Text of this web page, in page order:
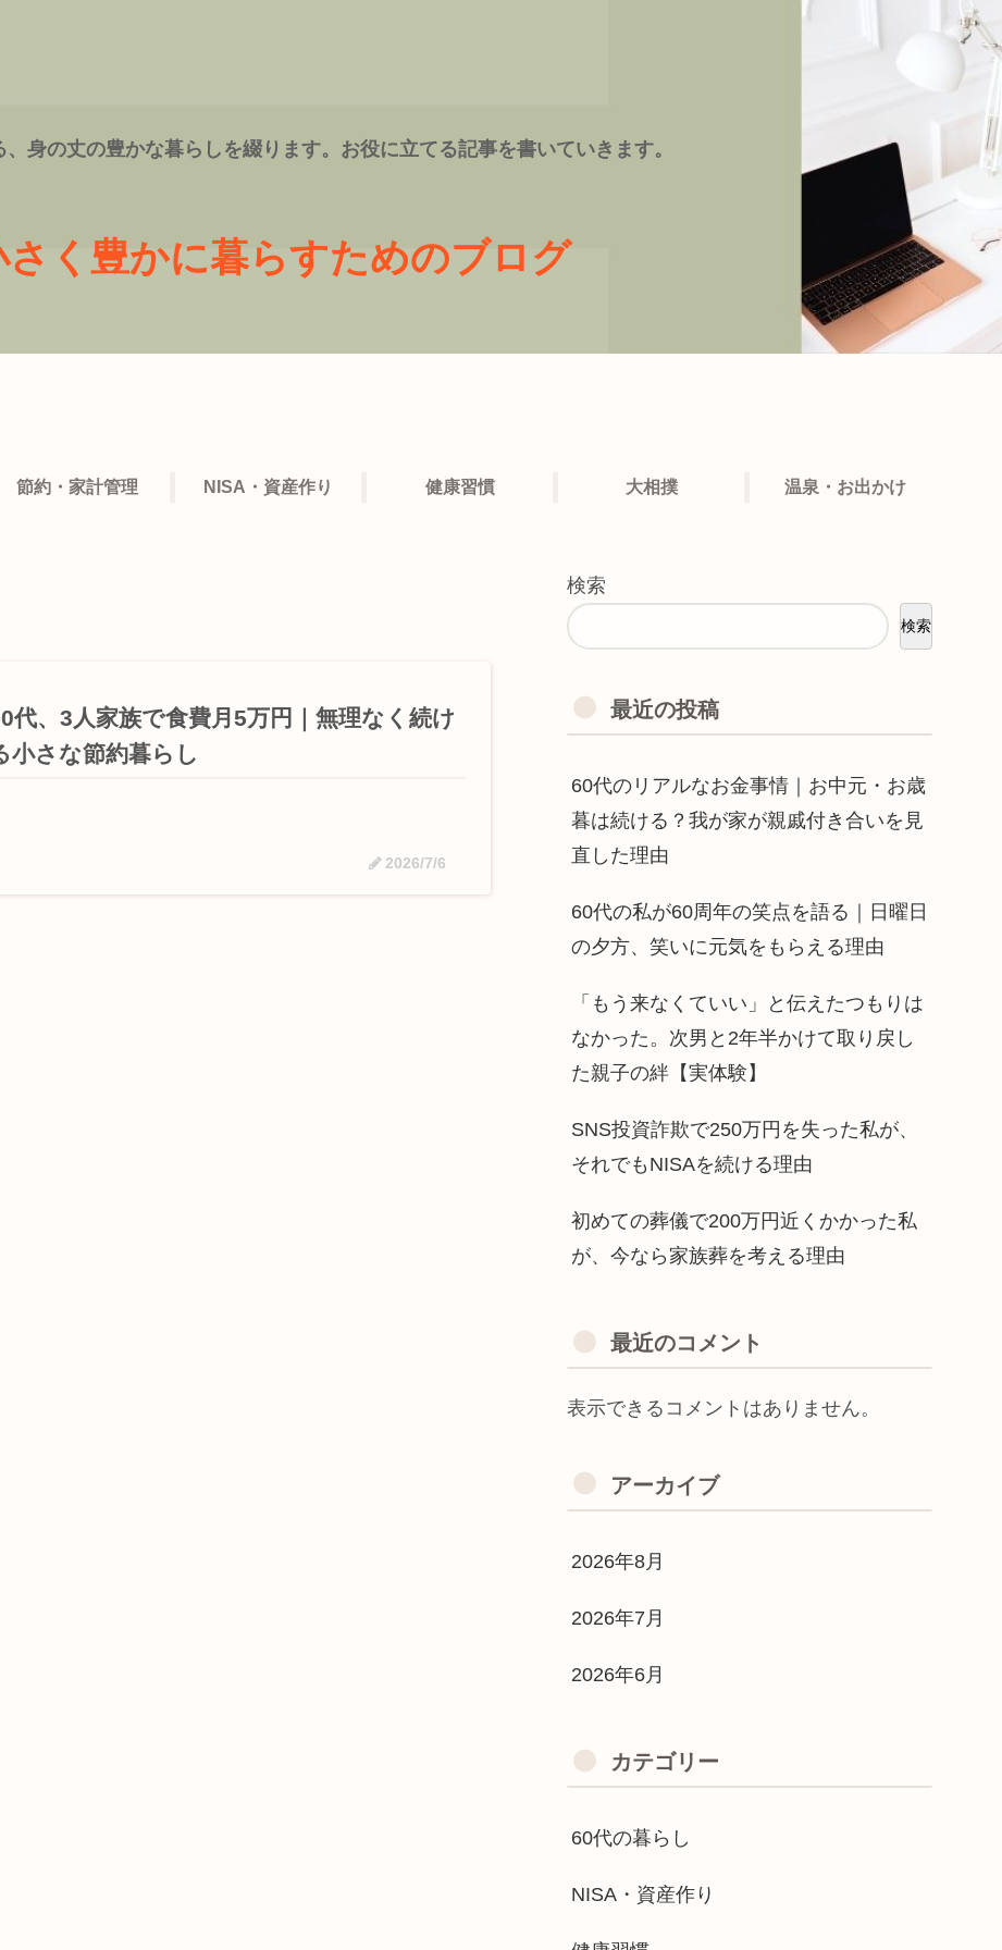
身の丈の豊かな暮らしを綴ります。お役に立てる記事を書いていきます。
さく豊かに暮らすためのブログ
節約・家計管理 NISA・資産作り 健康習慣 大相撲 温泉・お出かけ
代、3人家族で食費月5万円｜無理なく続け
小さな節約暮らし
2026/7/6
検索
検索
最近の投稿
60代のリアルなお金事情｜お中元・お歳
暮は続ける？我が家が親戚付き合いを見
直した理由
60代の私が60周年の笑点を語る｜日曜日
の夕方、笑いに元気をもらえる理由
「もう来なくていい」と伝えたつもりは
なかった。次男と2年半かけて取り戻し
た親子の絆【実体験】
SNS投資詐欺で250万円を失った私が、
それでもNISAを続ける理由
初めての葬儀で200万円近くかかった私
が、今なら家族葬を考える理由
最近のコメント
表示できるコメントはありません。
アーカイブ
2026年8月
2026年7月
2026年6月
カテゴリー
60代の暮らし
NISA・資産作り